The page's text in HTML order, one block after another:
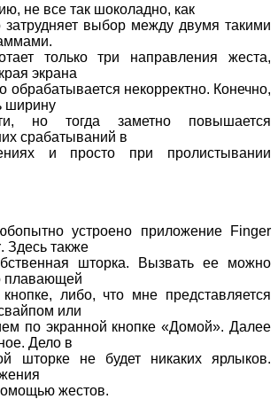
не все так шоколадно, как
затрудняет выбор между двумя такими
только три направления жеста,
экрана
обрабатывается некорректно. Конечно,
ширину
но тогда заметно повышается
срабатываний в
и просто при пролистывании
устроено приложение
Finger
. Здесь также
шторка. Вызвать ее можно
плавающей
кнопке, либо, что мне представляется
или
по экранной кнопке «Домой». Далее
Дело в
шторке не будет никаких ярлыков.
жестов.